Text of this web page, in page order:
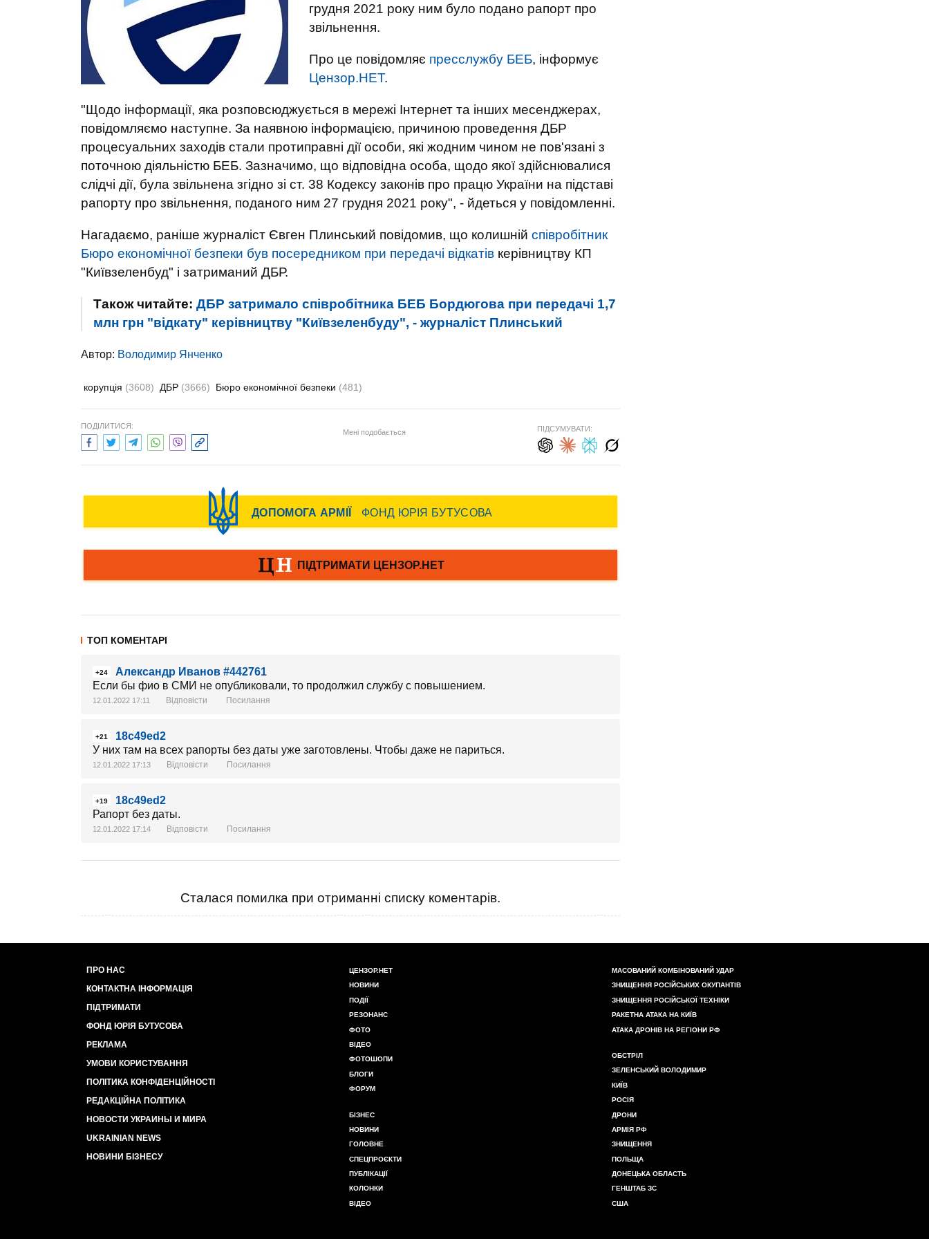
грудня 2021 року ним було подано рапорт про
звільнення.
Про це повідомляє пресслужбу БЕБ, інформує
Цензор.НЕТ.
"Щодо інформації, яка розповсюджується в мережі Інтернет та інших месенджерах,
повідомляємо наступне. За наявною інформацією, причиною проведення ДБР
процесуальних заходів стали протиправні дії особи, які жодним чином не пов'язані з
поточною діяльністю БЕБ. Зазначимо, що відповідна особа, щодо якої здійснювалися
слідчі дії, була звільнена згідно зі ст. 38 Кодексу законів про працю України на підставі
рапорту про звільнення, поданого ним 27 грудня 2021 року", - йдеться у повідомленні.
Нагадаємо, раніше журналіст Євген Плинський повідомив, що колишній співробітник
Бюро економічної безпеки був посередником при передачі відкатів керівництву КП
"Київзеленбуд" і затриманий ДБР.
Також читайте: ДБР затримало співробітника БЕБ Бордюгова при передачі 1,7
млн грн "відкату" керівництву "Київзеленбуду", - журналіст Плинський
Автор: Володимир Янченко
корупція (3608) ДБР (3666) Бюро економічної безпеки (481)
ПОДІЛИТИСЯ:
Мені подобається ПІДСУМУВАТИ:
ТОП КОМЕНТАРІ
+24
Александр Иванов #442761
Если бы фио в СМИ не опубликовали, то продолжил службу с повышением.
12.01.2022 17:11 Відповісти Посилання
+21
18c49ed2
У них там на всех рапорты без даты уже заготовлены. Чтобы даже не париться.
12.01.2022 17:13 Відповісти Посилання
+19
18c49ed2
Рапорт без даты.
12.01.2022 17:14 Відповісти Посилання
Сталася помилка при отриманні списку коментарів.
ПРО НАС
КОНТАКТНА ІНФОРМАЦІЯ
ПІДТРИМАТИ
ФОНД ЮРІЯ БУТУСОВА
РЕКЛАМА
УМОВИ КОРИСТУВАННЯ
ПОЛІТИКА КОНФІДЕНЦІЙНОСТІ
РЕДАКЦІЙНА ПОЛІТИКА
НОВОСТИ УКРАИНЫ И МИРА
UKRAINIAN NEWS
НОВИНИ БІЗНЕСУ
ЦЕНЗОР.НЕТ
НОВИНИ
ПОДІЇ
РЕЗОНАНС
ФОТО
ВІДЕО
ФОТОШОПИ
БЛОГИ
ФОРУМ
БІЗНЕС
НОВИНИ
ГОЛОВНЕ
СПЕЦПРОЄКТИ
ПУБЛІКАЦІЇ
КОЛОНКИ
ВІДЕО
МАСОВАНИЙ КОМБІНОВАНИЙ УДАР
ЗНИЩЕННЯ РОСІЙСЬКИХ ОКУПАНТІВ
ЗНИЩЕННЯ РОСІЙСЬКОЇ ТЕХНІКИ
РАКЕТНА АТАКА НА КИЇВ
АТАКА ДРОНІВ НА РЕГІОНИ РФ
ОБСТРІЛ
ЗЕЛЕНСЬКИЙ ВОЛОДИМИР
КИЇВ
РОСІЯ
ДРОНИ
АРМІЯ РФ
ЗНИЩЕННЯ
ПОЛЬЩА
ДОНЕЦЬКА ОБЛАСТЬ
ГЕНШТАБ ЗС
США